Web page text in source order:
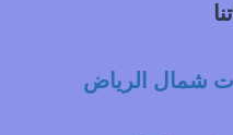
شمال الرياض